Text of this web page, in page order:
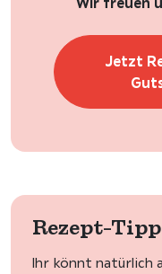
Jetzt
Rezept-Tipp
Ihr könnt natürlich